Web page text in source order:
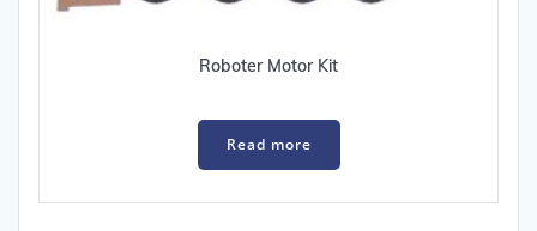
Roboter Motor Kit
Read more